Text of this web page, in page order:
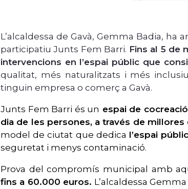
L’alcaldessa de Gavà, Gemma Badia,
participatiu Junts Fem Barri. Fins al 5 de
intervencions en l’espai públic que
qualitat, més naturalitzats i més
tinguin empresa o comerç a Gavà.
Junts Fem Barri és un espai de cocreació
dia de les persones, a través de
model de ciutat que dedica l’espai
seguretat i menys contaminació.
Prova del compromís municipal amb
fins a 60.000 euros. L’alcaldessa